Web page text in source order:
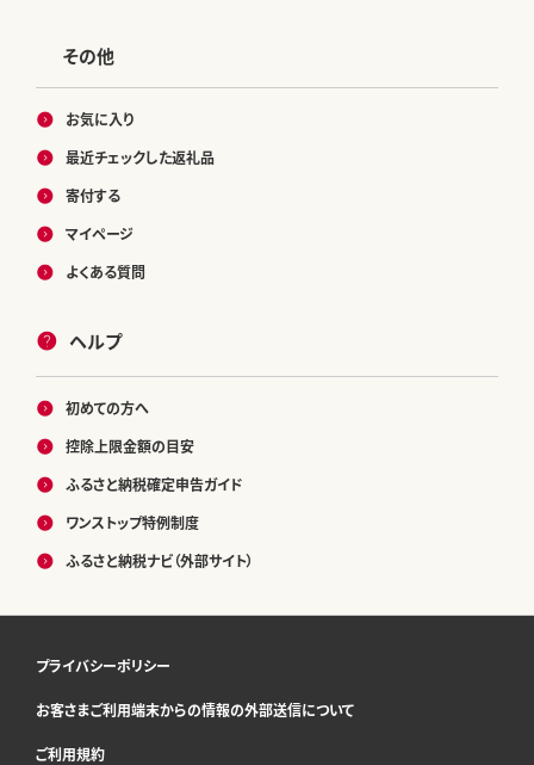
その他
お気に入り
最近チェックした返礼品
寄付する
マイページ
よくある質問
ヘルプ
初めての方へ
控除上限金額の目安
ふるさと納税確定申告ガイド
ワンストップ特例制度
ふるさと納税ナビ（外部サイト）
プライバシーポリシー
お客さまご利用端末からの情報の外部送信について
ご利用規約